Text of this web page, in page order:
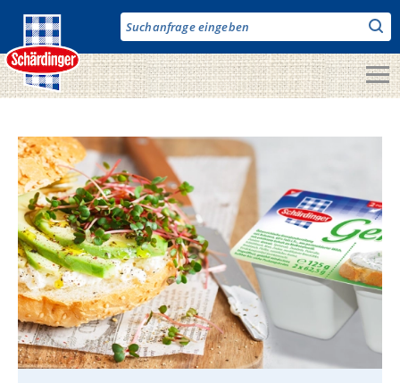
zum
Inhalt
Milch & Co.
Käse
Butter
Fruchtjoghurt & Drinks
Desserts
Bergbauern Produkte
Vegane Produkte